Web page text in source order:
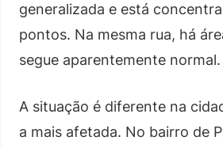
generalizada e está
pontos. Na mesma rua, há
segue aparentemente normal.
A situação é diferente na
a mais afetada. No bairro de